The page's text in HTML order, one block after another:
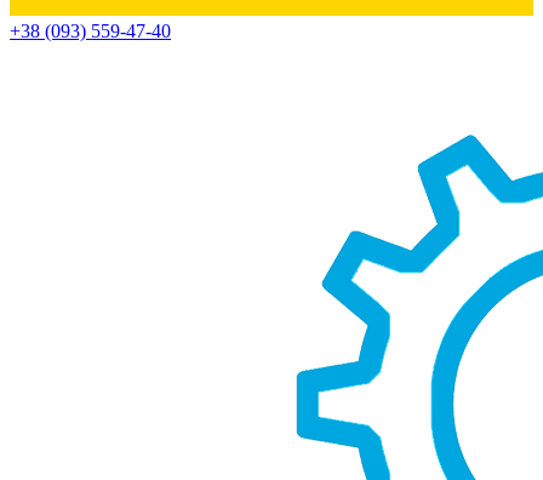
+38 (093) 559-47-40